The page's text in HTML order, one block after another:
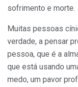
sofrimento e morte.
Muitas pessoas
verdade, a pensar
pessoa, que é a
que está usando
medo, um pavor